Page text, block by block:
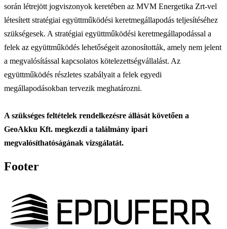
során létrejött jogviszonyok keretében az MVM Energetika Zrt-vel
létesített stratégiai együttműködési keretmegállapodás teljesítéséhez
szükségesek. A stratégiai együttműködési keretmegállapodással a
felek az együttműködés lehetőségeit azonosították, amely nem jelent
a megvalósítással kapcsolatos kötelezettségvállalást. Az
együttműködés részletes szabályait a felek egyedi
megállapodásokban tervezik meghatározni.
A szükséges feltételek rendelkezésre állását követően a
GeoAkku Kft. megkezdi a találmány ipari
megvalósíthatóságának vizsgálatát.
Footer